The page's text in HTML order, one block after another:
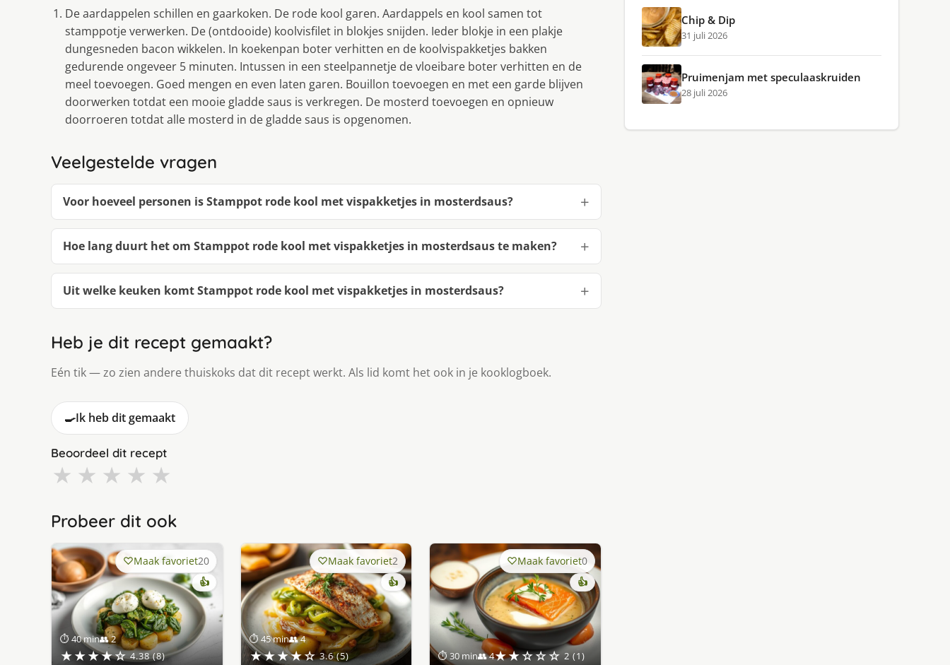
De aardappelen schillen en gaarkoken. De rode kool garen. Aardappels en kool samen tot
stamppotje verwerken. De (ontdooide) koolvisfilet in blokjes snijden. Ieder blokje in een plakje
dungesneden bacon wikkelen. In koekenpan boter verhitten en de koolvispakketjes bakken
gedurende ongeveer 5 minuten. Intussen in een steelpannetje de vloeibare boter verhitten en de
meel toevoegen. Goed mengen en even laten garen. Bouillon toevoegen en met een garde blijven
doorwerken totdat een mooie gladde saus is verkregen. De mosterd toevoegen en opnieuw
doorroeren totdat alle mosterd in de gladde saus is opgenomen.
Veelgestelde vragen
Voor hoeveel personen is Stamppot rode kool met vispakketjes in mosterdsaus?
Hoe lang duurt het om Stamppot rode kool met vispakketjes in mosterdsaus te maken?
Uit welke keuken komt Stamppot rode kool met vispakketjes in mosterdsaus?
Heb je dit recept gemaakt?
Eén tik — zo zien andere thuiskoks dat dit recept werkt. Als lid komt het ook in je kooklogboek.
🍳Ik heb dit gemaakt
Beoordeel dit recept
★ ★ ★ ★ ★
Probeer dit ook
⏱ 40 min👥 2
★★★★☆ 4.38 (8)
Maak favoriet20
👍
⏱ 45 min👥 4
★★★★☆ 3.6 (5)
Maak favoriet2
👍
⏱ 30 min👥 4★★☆☆☆ 2 (1)
Maak favoriet0
👍
Chip & Dip
31 juli 2026
Pruimenjam met speculaaskruiden
28 juli 2026